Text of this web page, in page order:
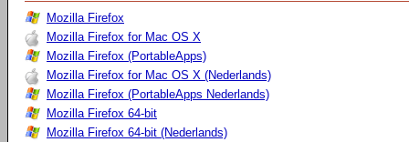
Mozilla Firefox
Mozilla Firefox for Mac OS X
Mozilla Firefox (PortableApps)
Mozilla Firefox for Mac OS X (Nederlands)
Mozilla Firefox (PortableApps Nederlands)
Mozilla Firefox 64-bit
Mozilla Firefox 64-bit (Nederlands)